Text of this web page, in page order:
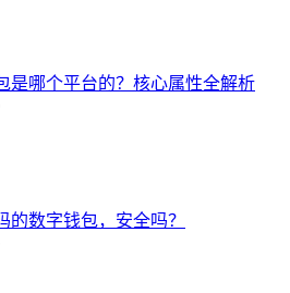
是哪个平台的？核心属性全解析
的数字钱包，安全吗？